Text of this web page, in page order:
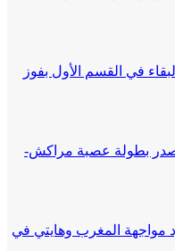
في القسم الأول بفوز
بطولة عصبة مراكش-
مواجهة المغرب وهايتي في